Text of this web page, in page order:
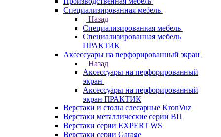
Cпециализированная мебель
Назад
Cпециализированная мебель
Специализированная мебель
ПРАКТИК
Аксессуары на перфорированный экран
Назад
Аксессуары на перфорированный
экран
Аксессуары на перфорированный
экран ПРАКТИК
Верстаки и столы слесарные KronVuz
Верстаки металлические серии ВП
Верстаки серии EXPERT WS
Верстаки серии Garage